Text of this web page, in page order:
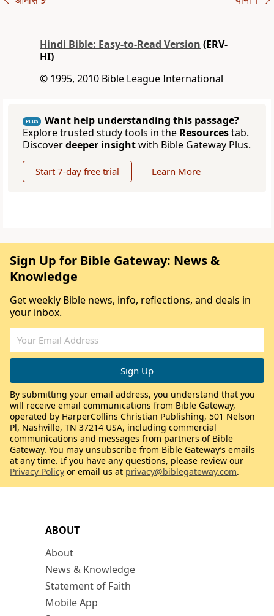
Hindi Bible: Easy-to-Read Version (ERV-
HI)
© 1995, 2010 Bible League International
PLUS
Want help understanding this passage?
Explore trusted study tools in the Resourcestab.
Discoverdeeper insightwith Bible Gateway Plus.
Start 7-day free trial Learn More
ABOUT
About
News & Knowledge
Statement of Faith
Mobile App
Sign Up for Bible Gateway: News &
Knowledge
Get weekly Bible news, info, reflections, and deals in
your inbox.
By submitting your email address, you understand that you
will receive email communications from Bible Gateway,
operated by HarperCollins Christian Publishing, 501 Nelson
Pl, Nashville, TN 37214 USA, including commercial
communications and messages from partners of Bible
Gateway. You may unsubscribe from Bible Gateway’s emails
at any time. If you have any questions, please review our
Privacy Policy or email us at privacy@biblegateway.com.